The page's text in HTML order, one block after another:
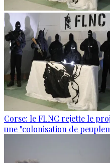
Corse: le FLNC rejette le
une "colonisation de